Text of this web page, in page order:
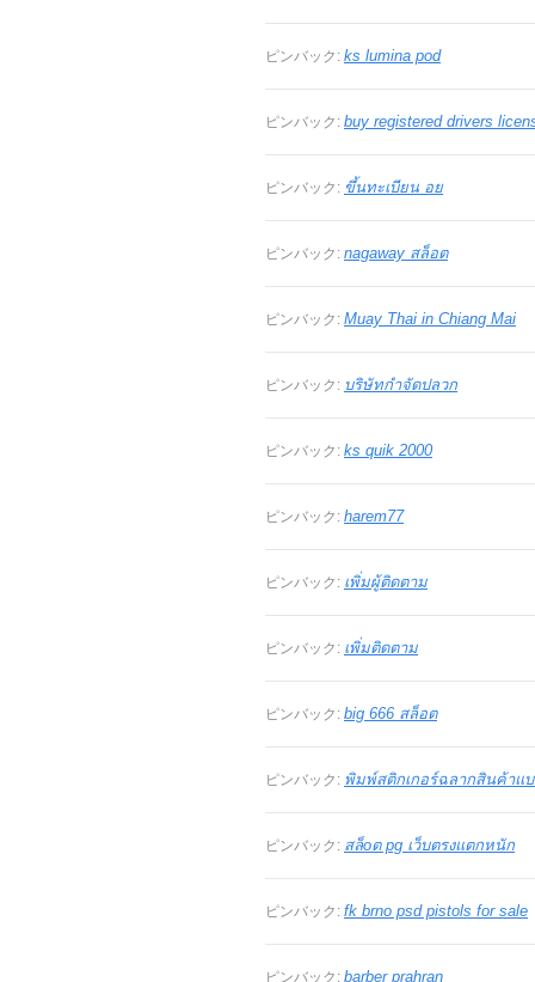
ピンバック: ks lumina pod
ピンバック: buy registered drivers
ピンバック: ขึ้นทะเบียน อย
ピンバック: nagaway สล็อต
ピンバック: Muay Thai in Chiang Mai
ピンバック: บริษัทกำจัดปลวก
ピンバック: ks quik 2000
ピンバック: harem77
ピンバック: เพิ่มผู้ติดตาม
ピンバック: เพิ่มติดตาม
ピンバック: big 666 สล็อต
ピンバック: พิมพ์สติกเกอร์ฉลากสินค้าแ
ピンバック: สล็oต pg เว็บตรงแตกหนัก
ピンバック: fk brno psd pistols for sale
ピンバック: barber prahran